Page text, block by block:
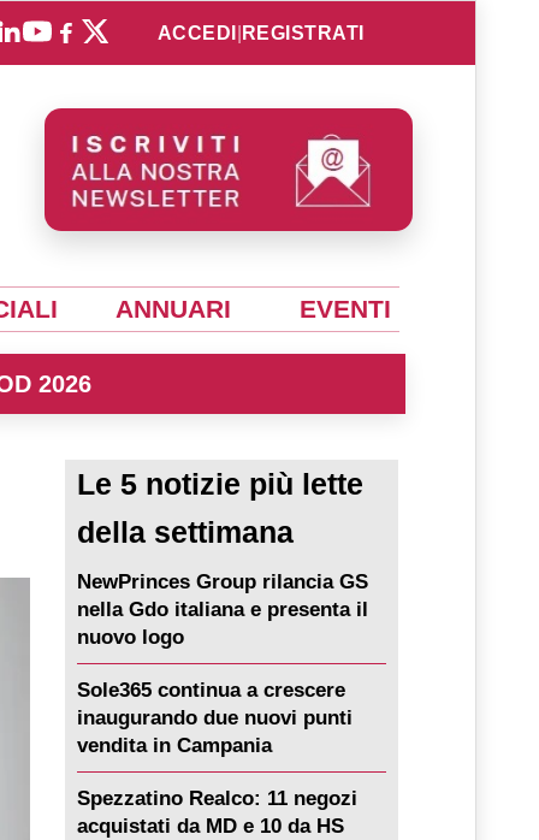
ACCEDI REGISTRATI
ANNUARI EVENTI
2026
Le 5 notizie più lette
della settimana
NewPrinces Group rilancia GS
nella Gdo italiana e presenta il
nuovo logo
Sole365 continua a crescere
inaugurando due nuovi punti
vendita in Campania
Spezzatino Realco: 11 negozi
acquistati da MD e 10 da HS